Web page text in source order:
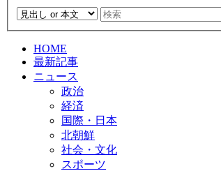
HOME
最新記事
ニュース
政治
経済
国際・日本
北朝鮮
社会・文化
スポーツ